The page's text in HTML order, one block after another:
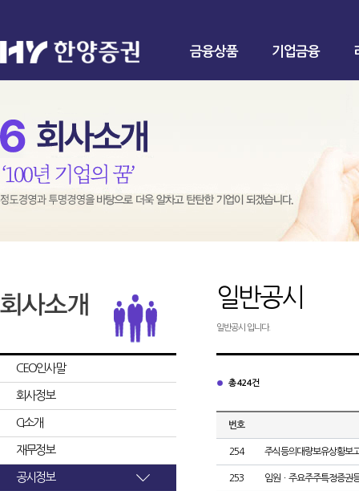
금융상품 기업금융
CEO인사말
회사정보
CI소개
재무정보
공시정보
일반공시
일반공시 입니다.
총 424건
번호
254 주식등의대량보유상황보
253 임원ㆍ주요주주특정증권